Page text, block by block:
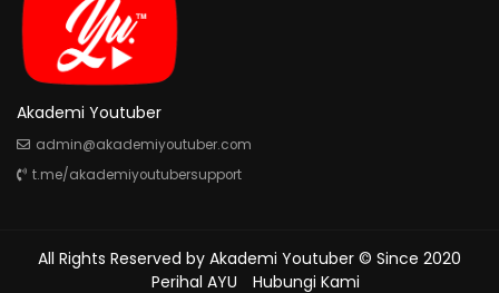
Akademi Youtuber
admin@akademiyoutuber.com
t.me/akademiyoutubersupport
All Rights Reserved by Akademi Youtuber © Since 2020
Perihal AYU
Hubungi Kami